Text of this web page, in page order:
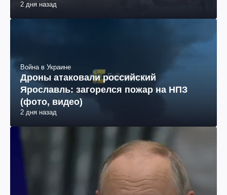
2 дня назад
Война в Украине
Дроны атаковали российский
Ярославль: загорелся пожар на НПЗ
(фото, видео)
2 дня назад